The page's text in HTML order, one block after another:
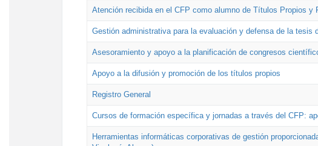
Atención recibida en el CFP como alumno de Títulos Propios y
Gestión administrativa para la evaluación y defensa de la tesis
Asesoramiento y apoyo a la planificación de congresos
Apoyo a la difusión y promoción de los títulos propios
Registro General
Cursos de formación específica y jornadas a través del CFP:
Herramientas informáticas corporativas de gestión